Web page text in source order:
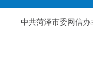
中共菏泽市委网信办